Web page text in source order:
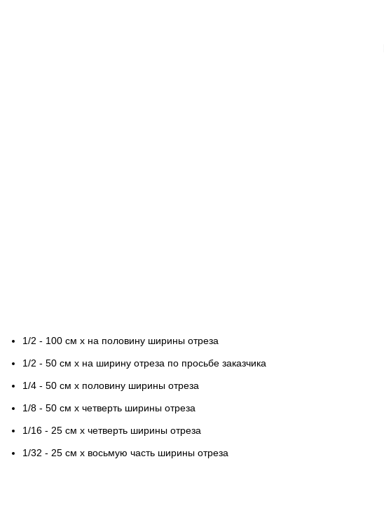
1/2 - 100 см х на половину ширины отреза
1/2 - 50 см х на ширину отреза по просьбе заказчика
1/4 - 50 см х половину ширины отреза
1/8 - 50 см х четверть ширины отреза
1/16 - 25 см х четверть ширины отреза
1/32 - 25 см х восьмую часть ширины отреза